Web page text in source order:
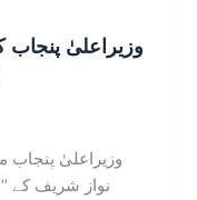
وزیراعلیٰ پنجاب
نواز شریف کے